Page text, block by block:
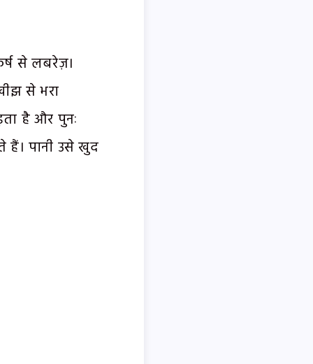
से लबरेज़।
से भरा
है और पुनः
हैं। पानी उसे खुद